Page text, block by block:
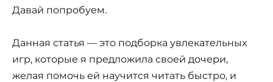
Давай попробуем.
Данная статья — это подборка увлекательных
игр, которые я предложила своей дочери,
желая помочь ей научится читать быстро, и